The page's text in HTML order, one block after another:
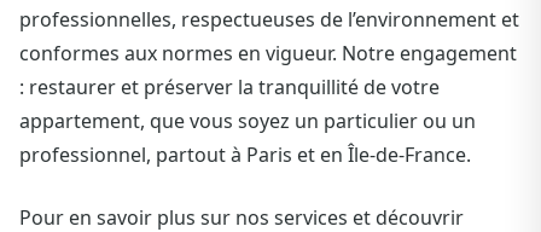
professionnelles, respectueuses de l’environnement et
conformes aux normes en vigueur. Notre engagement
: restaurer et préserver la tranquillité de votre
appartement, que vous soyez un particulier ou un
professionnel, partout à Paris et en Île-de-France.
Pour en savoir plus sur nos services et découvrir